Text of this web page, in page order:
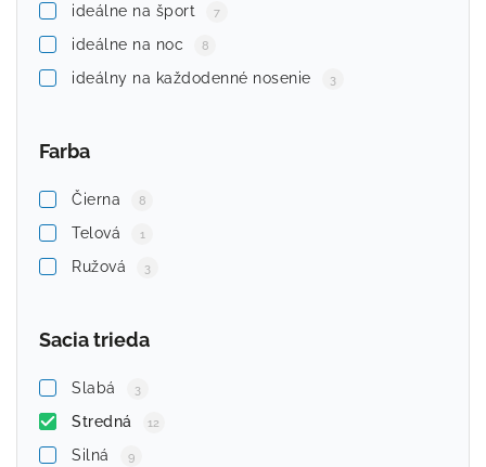
ideálne na šport 7
ideálne na noc 8
ideálny na každodenné nosenie 3
Farba
Čierna 8
Telová 1
Ružová 3
Sacia trieda
Slabá 3
Stredná 12
Silná 9